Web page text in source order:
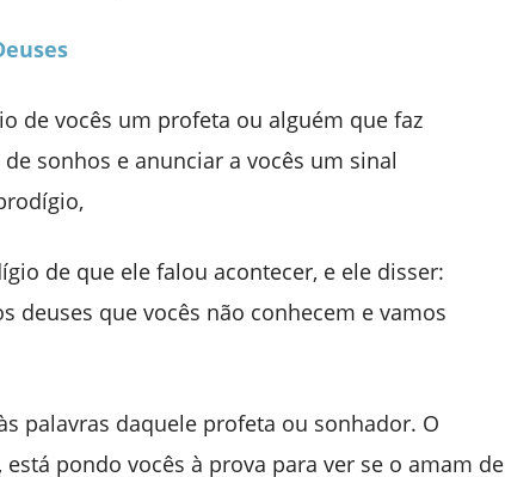
de vocês um profeta ou alguém que faz
sonhos e anunciar a vocês um sinal
de que ele falou acontecer, e ele disser:
deuses que vocês não conhecem e vamos
palavras daquele profeta ou sonhador. O
está pondo vocês à prova para ver se o amam de